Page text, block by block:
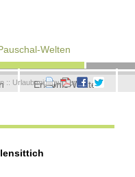
Welten
Erlebnis-Welten
:: Urlaub mit Haustier